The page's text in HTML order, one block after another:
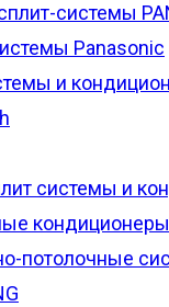
системы
Panasonic
и
системы и
кондиционеры
потолочные